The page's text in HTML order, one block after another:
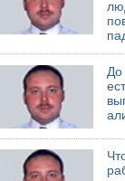
Ленинградской
До